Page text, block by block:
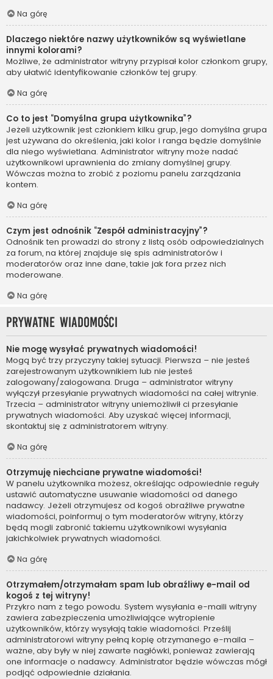
Na górę
Dlaczego niektóre nazwy użytkowników są wyświetlane
innymi kolorami?
Możliwe, że administrator witryny przypisał kolor członkom grupy,
aby ułatwić identyfikowanie członków tej grupy.
Na górę
Co to jest “Domyślna grupa użytkownika”?
Jeżeli użytkownik jest członkiem kilku grup, jego domyślna grupa
jest używana do określenia, jaki kolor i ranga będzie domyślnie
dla niego wyświetlana. Administrator witryny może nadać
użytkownikowi uprawnienia do zmiany domyślnej grupy.
Wówczas można to zrobić z poziomu panelu zarządzania
kontem.
Na górę
Czym jest odnośnik “Zespół administracyjny”?
Odnośnik ten prowadzi do strony z listą osób odpowiedzialnych
za forum, na której znajduje się spis administratorów i
moderatorów oraz inne dane, takie jak fora przez nich
moderowane.
Na górę
Prywatne wiadomości
Nie mogę wysyłać prywatnych wiadomości!
Mogą być trzy przyczyny takiej sytuacji. Pierwsza – nie jesteś
zarejestrowanym użytkownikiem lub nie jesteś
zalogowany/zalogowana. Druga – administrator witryny
wyłączył przesyłanie prywatnych wiadomości na całej witrynie.
Trzecia – administrator witryny uniemożliwił ci przesyłanie
prywatnych wiadomości. Aby uzyskać więcej informacji,
skontaktuj się z administratorem witryny.
Na górę
Otrzymuję niechciane prywatne wiadomości!
W panelu użytkownika możesz, określając odpowiednie reguły
ustawić automatyczne usuwanie wiadomości od danego
nadawcy. Jeżeli otrzymujesz od kogoś obraźliwe prywatne
wiadomości, poinformuj o tym moderatorów witryny, którzy
będą mogli zabronić takiemu użytkownikowi wysyłania
jakichkolwiek prywatnych wiadomości.
Na górę
Otrzymałem/otrzymałam spam lub obraźliwy e-mail od
kogoś z tej witryny!
Przykro nam z tego powodu. System wysyłania e-maili witryny
zawiera zabezpieczenia umożliwiające wytropienie
użytkowników, którzy wysyłają takie wiadomości. Prześlij
administratorowi witryny pełną kopię otrzymanego e-maila –
ważne, aby były w niej zawarte nagłówki, ponieważ zawierają
one informacje o nadawcy. Administrator będzie wówczas mógł
podjąć odpowiednie działania.